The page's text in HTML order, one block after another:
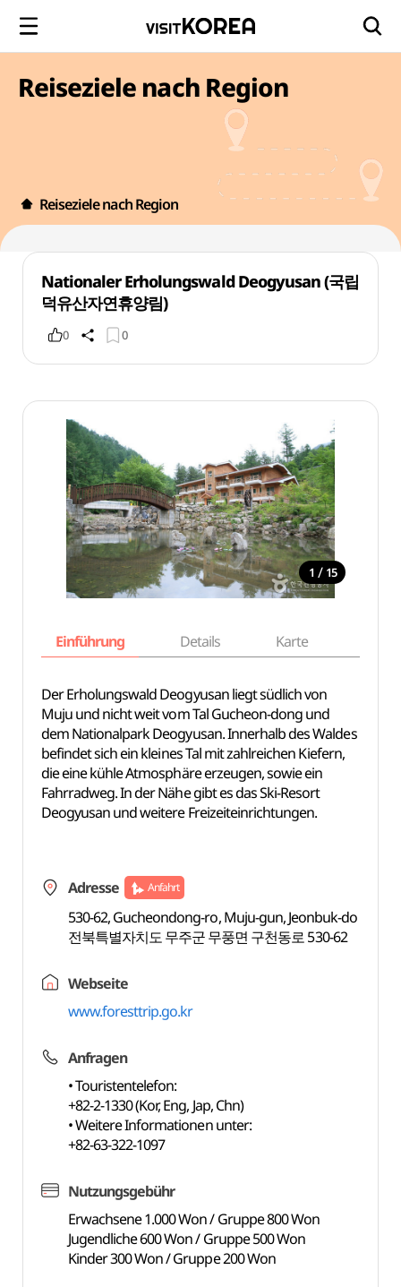
Reiseziele nach Region
Reiseziele nach Region
Nationaler Erholungswald Deogyusan (국립
덕유산자연휴양림)
0 0
1 / 15
Einführung Details Karte
Der Erholungswald Deogyusan liegt südlich von
Muju und nicht weit vom Tal Gucheon-dong und
dem Nationalpark Deogyusan. Innerhalb des Waldes
befindet sich ein kleines Tal mit zahlreichen Kiefern,
die eine kühle Atmosphäre erzeugen, sowie ein
Fahrradweg. In der Nähe gibt es das Ski-Resort
Deogyusan und weitere Freizeiteinrichtungen.
Adresse Anfahrt
530-62, Gucheondong-ro, Muju-gun, Jeonbuk-do
전북특별자치도 무주군 무풍면 구천동로 530-62
Webseite
www.foresttrip.go.kr
Anfragen
• Touristentelefon:
+82-2-1330 (Kor, Eng, Jap, Chn)
• Weitere Informationen unter:
+82-63-322-1097
Nutzungsgebühr
Erwachsene 1.000 Won / Gruppe 800 Won
Jugendliche 600 Won / Gruppe 500 Won
Kinder 300 Won / Gruppe 200 Won